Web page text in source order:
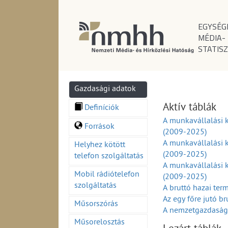
MÉDIA-
Gazdasági adatok
Definíciók
Források
Helyhez kötött
telefon szolgáltatás
Mobil rádiótelefon
szolgáltatás
Műsorszórás
Műsorelosztás
Aktív táblák
A munkavállalási
(2009-2025)
A munkavállalási
(2009-2025)
A munkavállalási
(2009-2025)
A bruttó hazai
Az egy főre jutó
A
A